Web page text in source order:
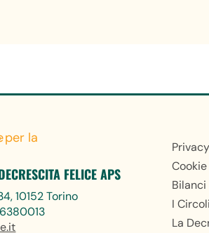
FELICE APS
10152 Torino
Bilanci
I Circoli
La